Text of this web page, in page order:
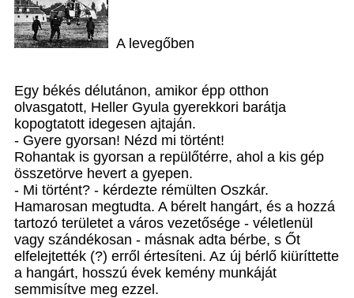
A levegőben
Egy békés délutánon, amikor épp otthon
olvasgatott, Heller Gyula gyerekkori barátja
kopogtatott idegesen ajtaján.
- Gyere gyorsan! Nézd mi történt!
Rohantak is gyorsan a repülőtérre, ahol a kis gép
összetörve hevert a gyepen.
- Mi történt? - kérdezte rémülten Oszkár.
Hamarosan megtudta. A bérelt hangárt, és a hozzá
tartozó területet a város vezetősége - véletlenül
vagy szándékosan - másnak adta bérbe, s Őt
elfelejtették (?) erről értesíteni. Az új bérlő kiüríttette
a hangárt, hosszú évek kemény munkáját
semmisítve meg ezzel.